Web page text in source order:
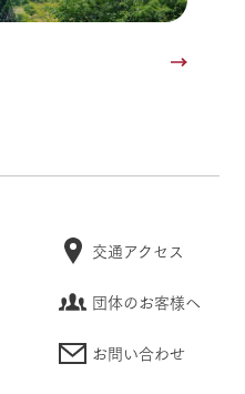
交通アクセス
団体のお客様へ
お問い合わせ